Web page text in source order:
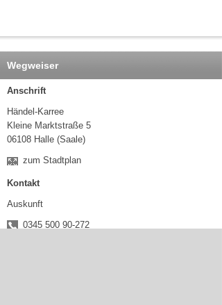
Wegweiser
Anschrift
Händel-Karree
Kleine Marktstraße 5
06108 Halle (Saale)
zum Stadtplan
Kontakt
Auskunft
0345 500 90-272